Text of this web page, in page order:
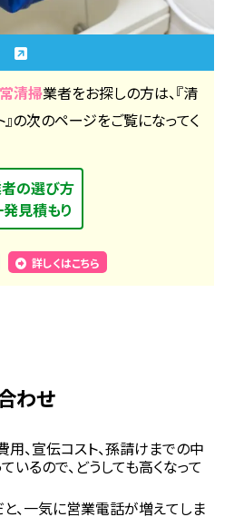
清掃業者をお探しの方は、『清
の次のページをご覧になってく
の選び方
見積もり
詳しくはこちら
わせ
、宣伝コスト、孫請けまでの中
いるので、どうしても高くなって
、一気に営業電話が増えてしま